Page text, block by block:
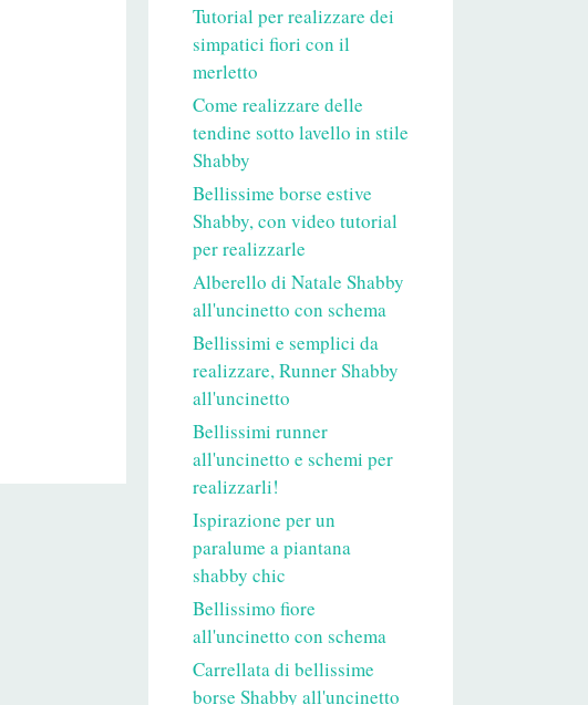
Tutorial per realizzare dei
simpatici fiori con il
merletto
Come realizzare delle
tendine sotto lavello in stile
Shabby
Bellissime borse estive
Shabby, con video tutorial
per realizzarle
Alberello di Natale Shabby
all'uncinetto con schema
Bellissimi e semplici da
realizzare, Runner Shabby
all'uncinetto
Bellissimi runner
all'uncinetto e schemi per
realizzarli!
Ispirazione per un
paralume a piantana
shabby chic
Bellissimo fiore
all'uncinetto con schema
Carrellata di bellissime
borse Shabby all'uncinetto